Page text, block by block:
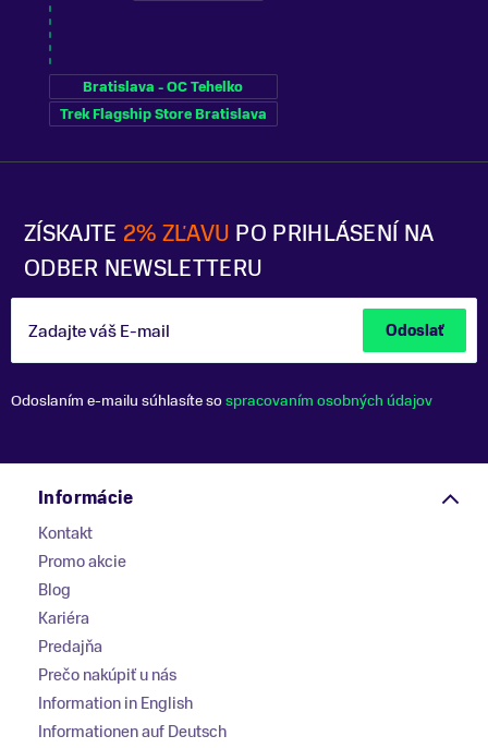
ZÍSKAJTE 2% ZĽAVU PO PRIHLÁSENÍ NA
ODBER NEWSLETTERU
Zadajte váš E-mail Odoslať
Odoslaním e-mailu súhlasíte sospracovaním osobných údajov
Bratislava - OC Tehelko
Trek Flagship Store Bratislava
Informácie
Kontakt
Promo akcie
Blog
Kariéra
Predajňa
Prečo nakúpiť u nás
Information in English
Informationen auf Deutsch